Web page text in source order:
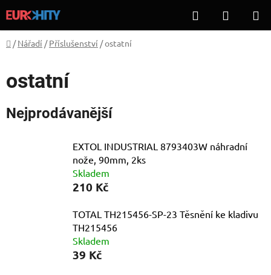
na
obsah
Hledat
KOŠÍK
Domů
/ Nářadí / Příslušenství /ostatní
ostatní
Nejprodávanější
EXTOL INDUSTRIAL 8793403W náhradní
nože, 90mm, 2ks
Skladem
210 Kč
TOTAL TH215456-SP-23 Těsnění ke kladivu
TH215456
Skladem
39 Kč